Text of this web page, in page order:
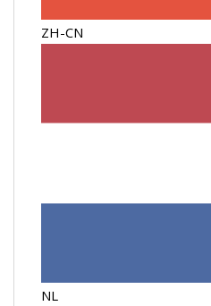
ZH-CN
NL